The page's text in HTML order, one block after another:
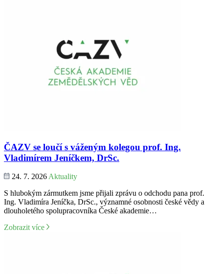
ČAZV se loučí s váženým kolegou prof. Ing.
Vladimírem Jeníčkem, DrSc.
24. 7. 2026 Aktuality
S hlubokým zármutkem jsme přijali zprávu o odchodu pana prof.
Ing. Vladimíra Jeníčka, DrSc., významné osobnosti české vědy a
dlouholetého spolupracovníka České akademie…
Zobrazit více